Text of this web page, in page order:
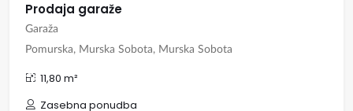
Prodaja garaže
Garaža
Pomurska, Murska Sobota, Murska Sobota
11,80 m²
Zasebna ponudba